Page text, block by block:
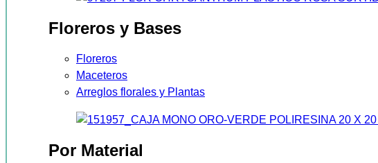
Floreros y Bases
Floreros
Maceteros
Arreglos florales y Plantas
Por Material